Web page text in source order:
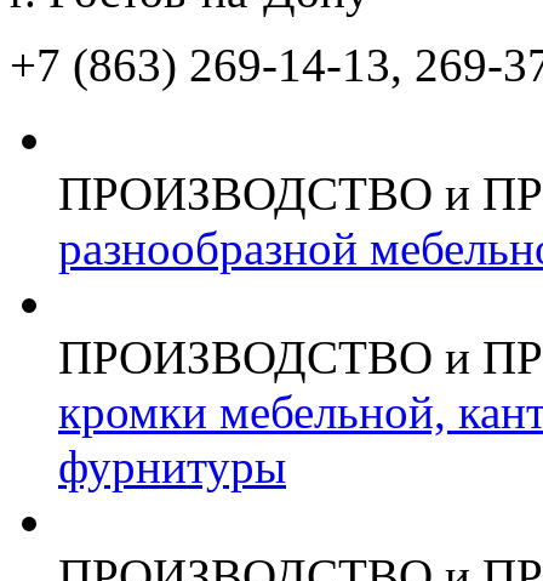
+7 (863) 269-14-13, 269-
ПРОИЗВОДСТВО и
разнообразной
ПРОИЗВОДСТВО и
кромки мебельной,
фурнитуры